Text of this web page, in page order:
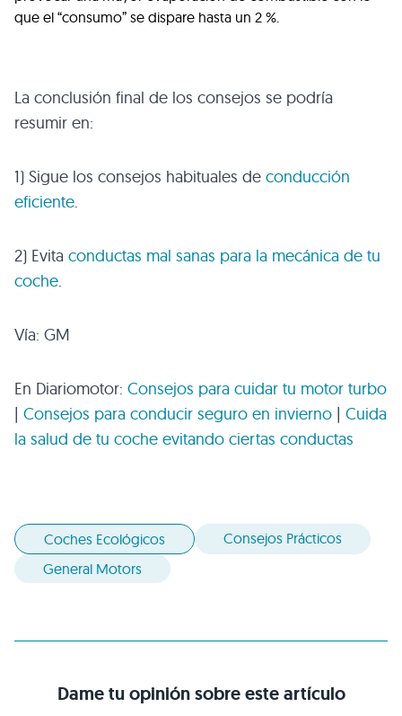
que el “consumo” se dispare hasta un 2 %.
La conclusión final de los consejos se podría
resumir en:
1) Sigue los consejos habituales de conducción
eficiente.
2) Evita conductas mal sanas para la mecánica de tu
coche.
Vía: GM
En Diariomotor: Consejos para cuidar tu motor turbo
| Consejos para conducir seguro en invierno | Cuida
la salud de tu coche evitando ciertas conductas
Coches Ecológicos
Consejos Prácticos
General Motors
Dame tu opinión sobre este artículo